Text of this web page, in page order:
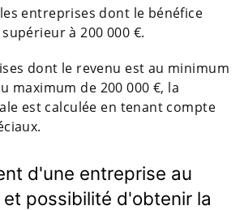
entreprises dont le bénéfice
à 200 000 €.
dont le revenu est au minimum
maximum de 200 000 €, la
est calculée en tenant compte
d'une entreprise au
possibilité d'obtenir la